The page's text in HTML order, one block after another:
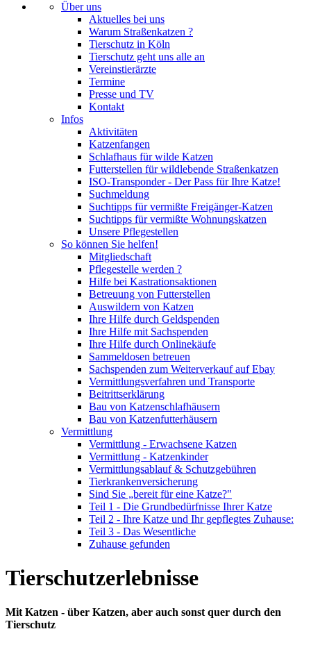
Über uns
Aktuelles bei uns
Warum Straßenkatzen ?
Tierschutz in Köln
Tierschutz geht uns alle an
Vereinstierärzte
Termine
Presse und TV
Kontakt
Infos
Aktivitäten
Katzenfangen
Schlafhaus für wilde Katzen
Futterstellen für wildlebende Straßenkatzen
ISO-Transponder - Der Pass für Ihre Katze!
Suchmeldung
Suchtipps für vermißte Freigänger-Katzen
Suchtipps für vermißte Wohnungskatzen
Unsere Pflegestellen
So können Sie helfen!
Mitgliedschaft
Pflegestelle werden ?
Hilfe bei Kastrationsaktionen
Betreuung von Futterstellen
Auswildern von Katzen
Ihre Hilfe durch Geldspenden
Ihre Hilfe mit Sachspenden
Ihre Hilfe durch Onlinekäufe
Sammeldosen betreuen
Sachspenden zum Weiterverkauf auf Ebay
Vermittlungsverfahren und Transporte
Beitrittserklärung
Bau von Katzenschlafhäusern
Bau von Katzenfutterhäusern
Vermittlung
Vermittlung - Erwachsene Katzen
Vermittlung - Katzenkinder
Vermittlungsablauf & Schutzgebühren
Tierkrankenversicherung
Sind Sie „bereit für eine Katze?"
Teil 1 - Die Grundbedürfnisse Ihrer Katze
Teil 2 - Ihre Katze und Ihr gepflegtes Zuhause:
Teil 3 - Das Wesentliche
Zuhause gefunden
Tierschutzerlebnisse
Mit Katzen - über Katzen, aber auch sonst quer durch den
Tierschutz